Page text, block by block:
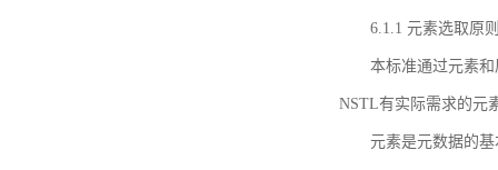
6.1.1 元素选取原
本标准通过元素
NSTL有实际需求的元
元素是元数据的